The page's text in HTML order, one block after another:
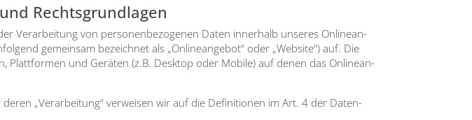
Rechtsgrundlagen
Ver­ar­bei­tung von per­so­nen­be­zo­ge­nen Daten inner­halb unse­res Online­an­
gemein­sam bezeich­net als „Online­an­ge­bot“ oder „Web­site“) auf. Die
Platt­for­men und Gerä­ten (z.B. Desk­top oder Mobi­le) auf denen das Online­an­
„Ver­ar­bei­tung“ ver­wei­sen wir auf die Defi­ni­tio­nen im Art. 4 der Daten­